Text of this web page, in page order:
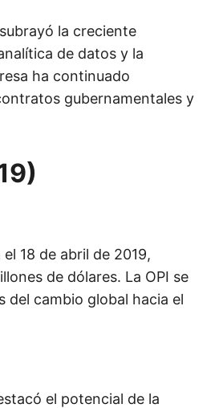
la creciente
de datos y la
ha continuado
gubernamentales y
18 de abril de 2019,
de dólares. La OPI se
del cambio global hacia el
el potencial de la